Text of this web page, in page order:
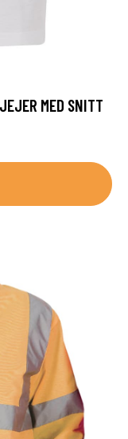
MED SNITT